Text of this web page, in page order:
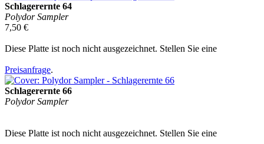
Schlagerernte 64
Polydor Sampler
7,50 €
Diese Platte ist noch nicht ausgezeichnet. Stellen Sie eine
Preisanfrage.
Schlagerernte 66
Polydor Sampler
Diese Platte ist noch nicht ausgezeichnet. Stellen Sie eine